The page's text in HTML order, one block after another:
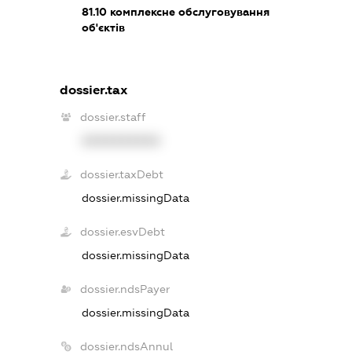
81.10комплексне обслуговування
об'єктів
dossier.tax
dossier.staff
dossier.taxDebt
dossier.missingData
dossier.esvDebt
dossier.missingData
dossier.ndsPayer
dossier.missingData
dossier.ndsAnnul